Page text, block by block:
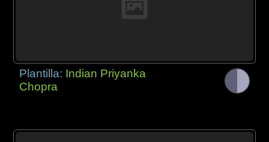
Plantilla: Indian Priyanka
Chopra